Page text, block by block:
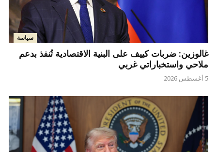
سياسة
غالوزين: ضربات كييف على البنية الاقتصادية تُنفذ بدعم
ملاحي واستخباراتي غربي
5 أغسطس 2026